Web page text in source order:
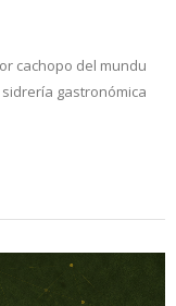
cachopo del mundu
sidrería gastronómica